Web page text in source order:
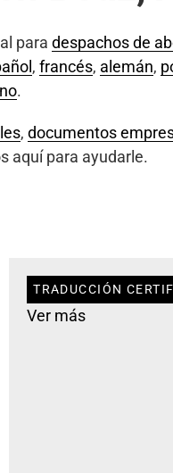
para despachos de
, francés, alemán,
.
, documentos
aquí para ayudarle.
TRADUCCIÓN
Ver más